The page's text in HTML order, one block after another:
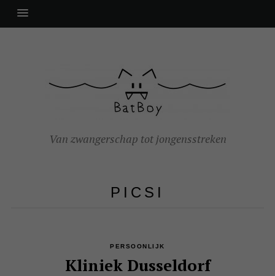
Van zwangerschap tot jongensstreken
PICSI
PERSOONLIJK
Kliniek Dusseldorf